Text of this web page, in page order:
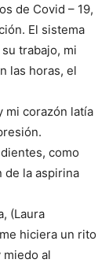
de Covid – 19,
El sistema
trabajo, mi
las horas, el
mi corazón latía
como
de la aspirina
(Laura
hiciera un rito
al